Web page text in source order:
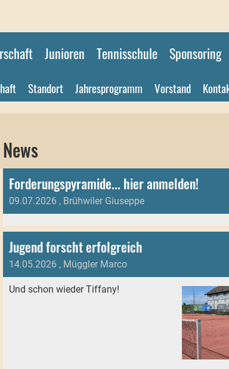
Junioren Tennisschule Sponsoring
Standort Jahresprogramm Vorstand
News
Forderungspyramide... hier anmelden!
09.07.2026 , Brühwiler Giuseppe
Jugend forscht erfolgreich
14.05.2026 , Müggler Marco
Und schon wieder Tiffany!